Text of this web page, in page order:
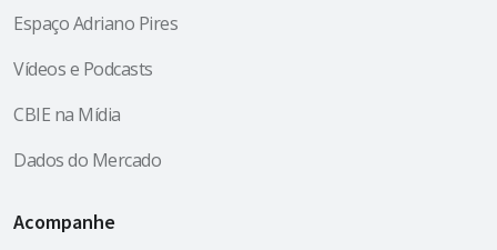
Espaço Adriano Pires
Vídeos e Podcasts
CBIE na Mídia
Dados do Mercado
Acompanhe